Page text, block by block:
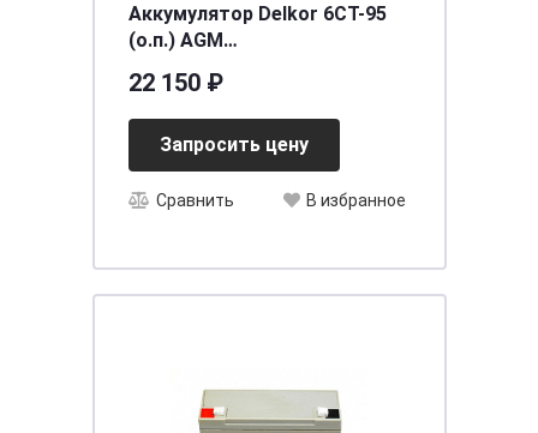
Аккумулятор Delkor 6CT-95
(о.п.) AGM
22 150 ₽
Запросить цену
Сравнить В избранное